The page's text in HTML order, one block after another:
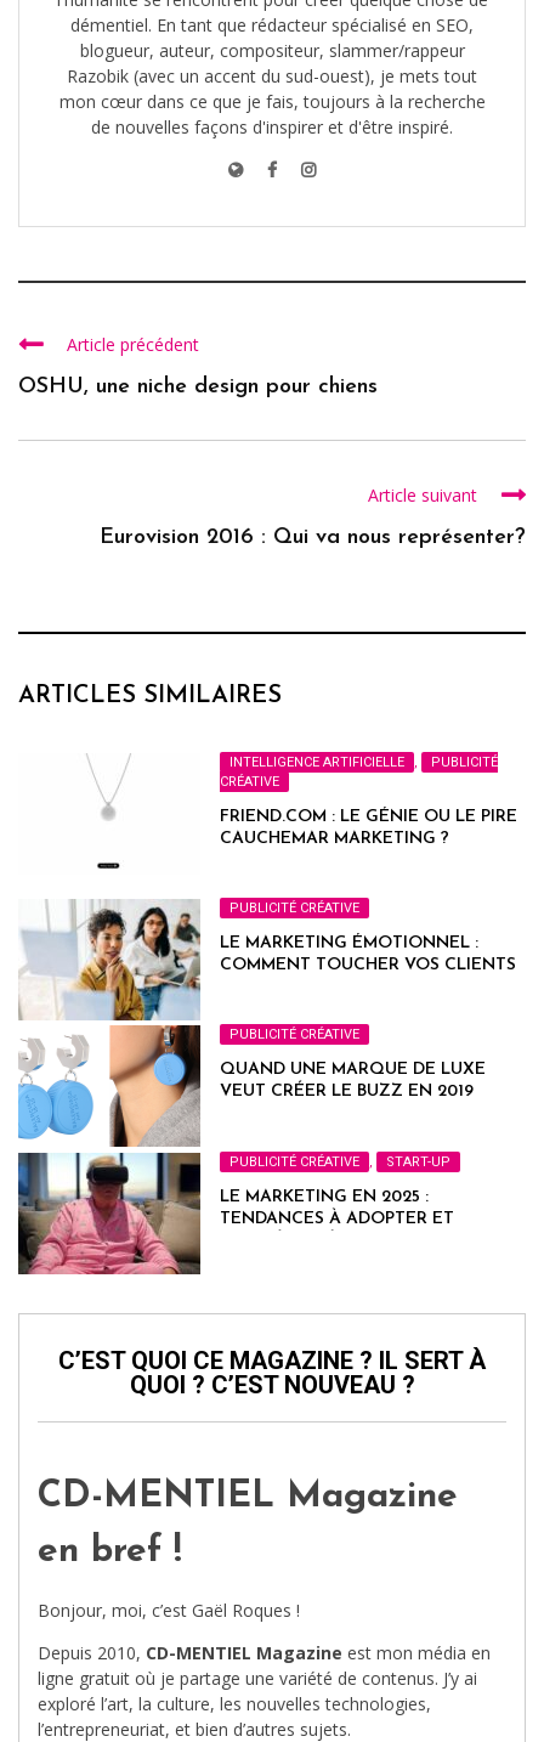
démentiel. En tant que rédacteur spécialisé en SEO,
blogueur, auteur, compositeur, slammer/rappeur
Razobik (avec un accent du sud-ouest), je mets tout
mon cœur dans ce que je fais, toujours à la recherche
de nouvelles façons d'inspirer et d'être inspiré.
Article précédent
OSHU, une niche design pour chiens
Article suivant
Eurovision 2016 : Qui va nous représenter?
ARTICLES SIMILAIRES
INTELLIGENCE ARTIFICIELLE
PUBLICITÉ
CRÉATIVE
FRIEND.COM : LE GÉNIE OU LE PIRE
CAUCHEMAR MARKETING ?
PUBLICITÉ CRÉATIVE
LE MARKETING ÉMOTIONNEL :
COMMENT TOUCHER VOS CLIENTS
PUBLICITÉ CRÉATIVE
QUAND UNE MARQUE DE LUXE
VEUT CRÉER LE BUZZ EN 2019
PUBLICITÉ CRÉATIVE , START-UP
LE MARKETING EN 2025 :
TENDANCES À ADOPTER ET
C’EST QUOI CE MAGAZINE ? IL SERT À
QUOI ? C’EST NOUVEAU ?
CD-MENTIEL Magazine
en bref !
Bonjour, moi, c’est Gaël Roques !
Depuis 2010, CD-MENTIEL Magazine est mon média en
ligne gratuit où je partage une variété de contenus. J’y ai
exploré l’art, la culture, les nouvelles technologies,
l’entrepreneuriat, et bien d’autres sujets.